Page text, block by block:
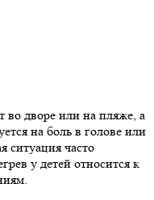
во дворе или на пляже, а
на боль в голове или
ситуация часто
у детей относится к